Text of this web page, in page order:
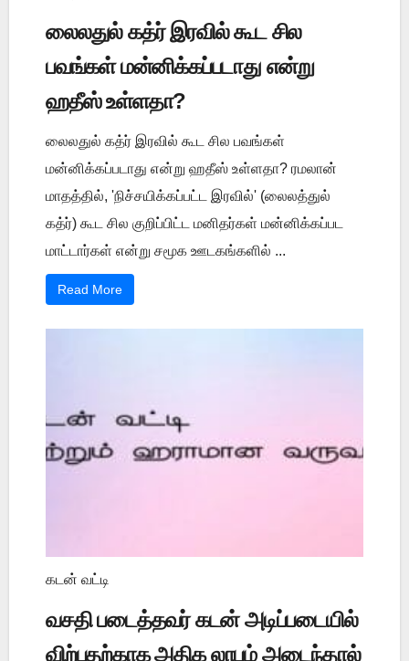
லைலதுல் கத்ர் இரவில் கூட சில
பவங்கள் மன்னிக்கப்படாது என்று
ஹதீஸ் உள்ளதா?
லைலதுல் கத்ர் இரவில் கூட சில பவங்கள்
மன்னிக்கப்படாது என்று ஹதீஸ் உள்ளதா? ரமலான்
மாதத்தில், 'நிச்சயிக்கப்பட்ட இரவில்' (லைலத்துல்
கத்ர்) கூட சில குறிப்பிட்ட மனிதர்கள் மன்னிக்கப்பட
மாட்டார்கள் என்று சமூக ஊடகங்களில் ...
Read More
கடன் வட்டி
வசதி படைத்தவர் கடன் அடிப்படையில்
விற்பதற்காக அதிக லாபம் அடைந்தால்